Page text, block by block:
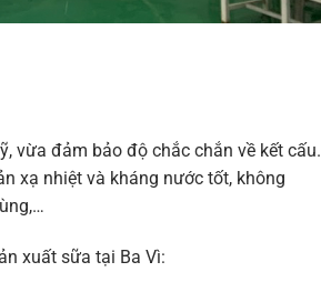
vừa đảm bảo độ chắc chắn về kết cấu.
xạ nhiệt và kháng nước tốt, không
xuất sữa tại Ba Vì: